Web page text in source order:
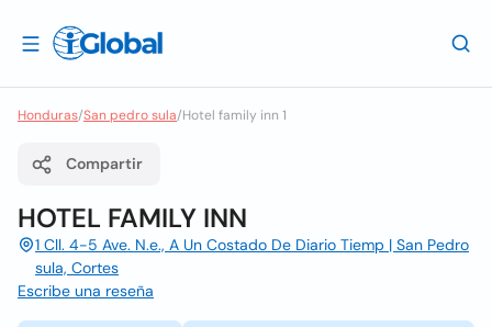
Honduras/San pedro sula/Hotel family inn 1
Compartir
HOTEL FAMILY INN
1 Cll. 4-5 Ave. N.e., A Un Costado De Diario Tiemp | San Pedro
sula, Cortes
Escribe una reseña